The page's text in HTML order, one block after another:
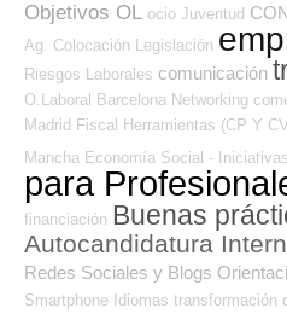
Objetivos OL ocio Juventud
Ag. Colocación Legislación
Riesgos Laborales comunicación
O.Laboral Barcelona Networking
Madrid Fiscal Herramientas (CP Y
Mancha Economía Social -
para
financiación Buenas
Autocandidatura
Redes Sociales y Blogs
Smartphone Idiomas transformación